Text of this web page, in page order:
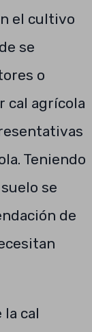
el cultivo
se
o
cal agrícola
Teniendo
se
de
la cal